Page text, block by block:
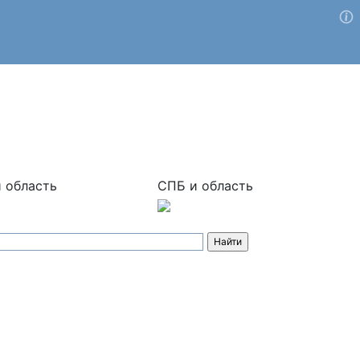
СПБ и область